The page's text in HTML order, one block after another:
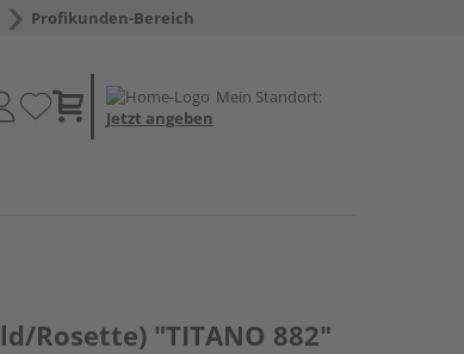
Profikunden-Bereich
Mein Standort:
Jetzt angeben
Rosette) "TITANO 882"